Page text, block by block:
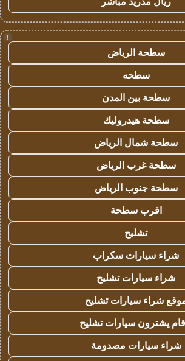
!
سطحة الرياض
سطحه
سطحة بين المدن
سطحة هيدروليك
سطحة شمال الرياض
سطحة غرب الرياض
سطحة جنوب الرياض
اقرب سطحة
تشليح
شراء سيارات سكراب
شراء سيارات تشليح
شراء سيارات تشليح
يشترون سيارات تشليح
شراء سيارات مصدومة